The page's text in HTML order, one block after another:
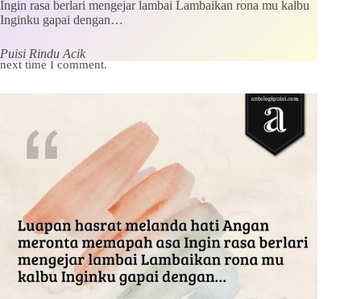
Save my name, email and website in this browser for the
next time I comment.
Ingin rasa berlari mengejar lambai Lambaikan rona mu kalbu
Inginku gapai dengan…
Puisi Rindu Acik